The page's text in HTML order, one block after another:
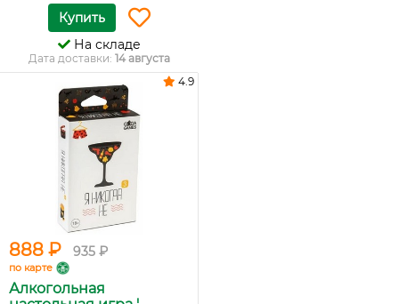
Купить
На складе
Дата доставки: 14 августа
888 ₽ 935 ₽
по карте
Алкогольная
4.9